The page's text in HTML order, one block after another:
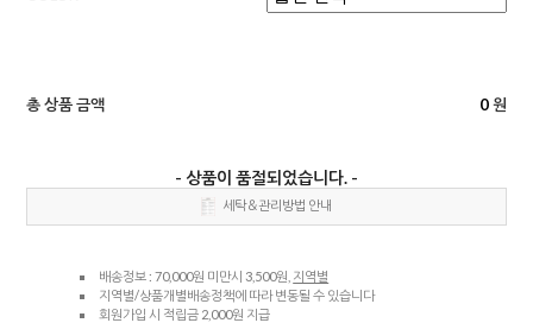
총 상품 금액 0 원
- 상품이 품절되었습니다. -
세탁＆관리방법 안내
배송정보 : 70,000원 미만시 3,500원, 지역별
지역별/상품개별배송정책에 따라 변동될 수 있습니다
회원가입 시 적립금 2,000원 지급